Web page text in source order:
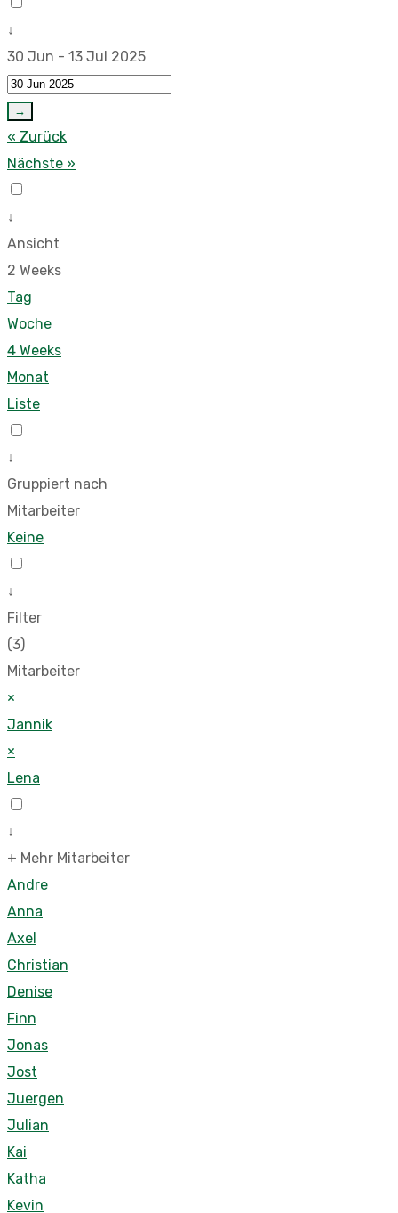
↓
30 Jun - 13 Jul 2025
→
« Zurück
Nächste »
↓
Ansicht
2 Weeks
Tag
Woche
4 Weeks
Monat
Liste
↓
Gruppiert nach
Mitarbeiter
Keine
↓
Filter
(3)
Mitarbeiter
×
Jannik
×
Lena
↓
+ Mehr Mitarbeiter
Andre
Anna
Axel
Christian
Denise
Finn
Jonas
Jost
Juergen
Julian
Kai
Katha
Kevin